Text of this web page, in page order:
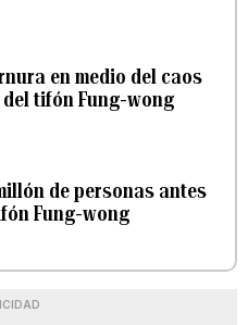
en medio del caos
tifón Fung-wong
de personas antes
Fung-wong